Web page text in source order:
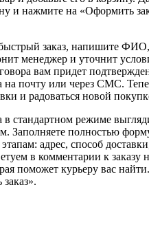
и нажмите на «Оформить
заказ, напишите
менеджер и уточнит
вам придет
на почту или через СМС.
и радоваться новой
в стандартном режиме
Заполняете полностью
адрес, способ
в комментарии к заказу
поможет курьеру вас